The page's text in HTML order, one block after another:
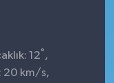
12° ,
20 km/s,